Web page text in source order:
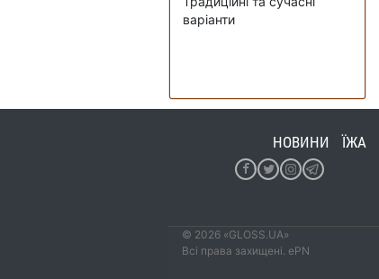
варіанти
НОВИНИ ЇЖА
© 2026 «GLOSS.UA»
Всі права захищені. ePN